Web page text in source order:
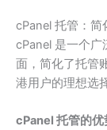
cPanel 托管：简
cPanel 是一个广
面，简化了托管
港用户的理想选择
cPanel 托管的优